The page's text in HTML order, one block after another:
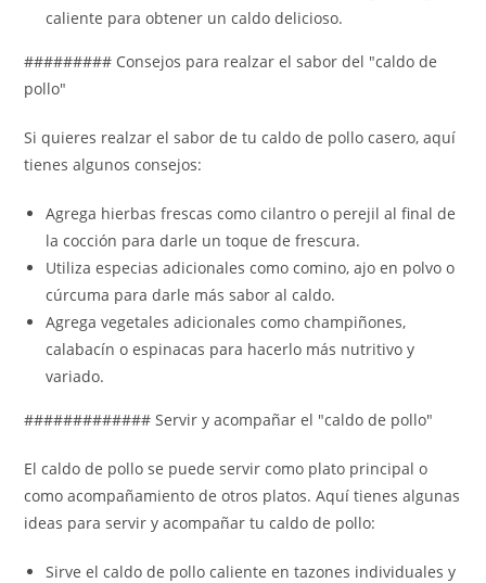
caliente para obtener un caldo delicioso.
######### Consejos para realzar el sabor del "caldo de
pollo"
Si quieres realzar el sabor de tu caldo de pollo casero, aquí
tienes algunos consejos:
Agrega hierbas frescas como cilantro o perejil al final de
la cocción para darle un toque de frescura.
Utiliza especias adicionales como comino, ajo en polvo o
cúrcuma para darle más sabor al caldo.
Agrega vegetales adicionales como champiñones,
calabacín o espinacas para hacerlo más nutritivo y
variado.
############# Servir y acompañar el "caldo de pollo"
El caldo de pollo se puede servir como plato principal o
como acompañamiento de otros platos. Aquí tienes algunas
ideas para servir y acompañar tu caldo de pollo:
Sirve el caldo de pollo caliente en tazones individuales y